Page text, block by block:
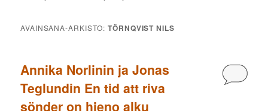
AVAINSANA-ARKISTO:TÖRNQVIST NILS
Annika Norlinin ja Jonas
Teglundin En tid att riva
sönder on hieno alku